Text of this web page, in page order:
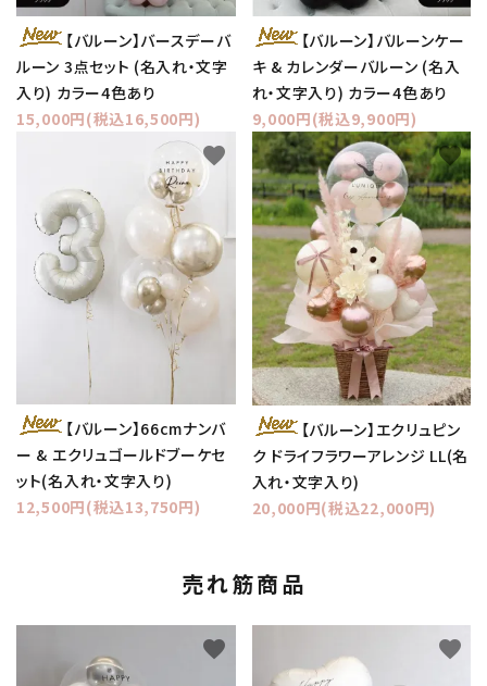
【バルーン】バースデーバ
ルーン 3点セット (名入れ・文字
入り) カラー4色あり
15,000円(税込16,500円)
【バルーン】バルーンケー
キ & カレンダーバルーン (名入
れ・文字入り) カラー4色あり
9,000円(税込9,900円)
【バルーン】66cmナンバ
ー & エクリュゴールドブーケセ
ット(名入れ・文字入り)
12,500円(税込13,750円)
favorite
【バルーン】エクリュピン
ク ドライフラワーアレンジ LL(名
入れ・文字入り)
20,000円(税込22,000円)
favorite
売れ筋商品
favorite favorite